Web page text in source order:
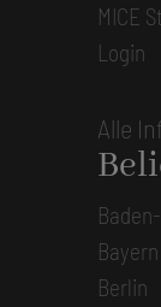
MICE
Login
Alle
Bayern
Berlin